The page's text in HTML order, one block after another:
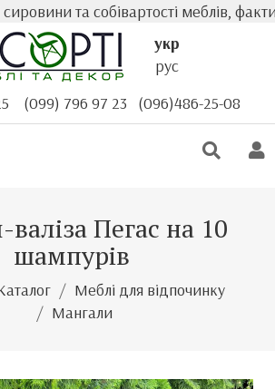
та собівартості меблів,
укр
рус
(099) 796 97 23 (096)486-25-08
Пегас на 10
шампурів
Меблі для відпочинку
Мангали